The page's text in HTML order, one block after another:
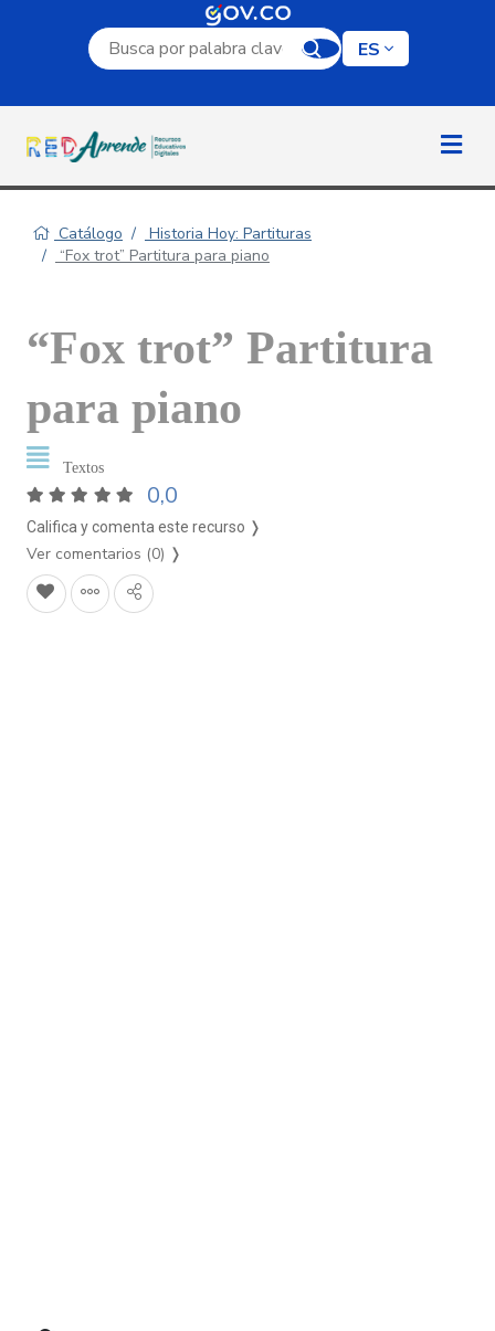
Campo de búsqueda por palabra clave
ES
Catálogo
Historia Hoy: Partituras
“Fox trot” Partitura para piano
“Fox trot” Partitura
para piano
Textos
0,0
Califica y comenta este recurso ❭
Ver comentarios (0) ❭